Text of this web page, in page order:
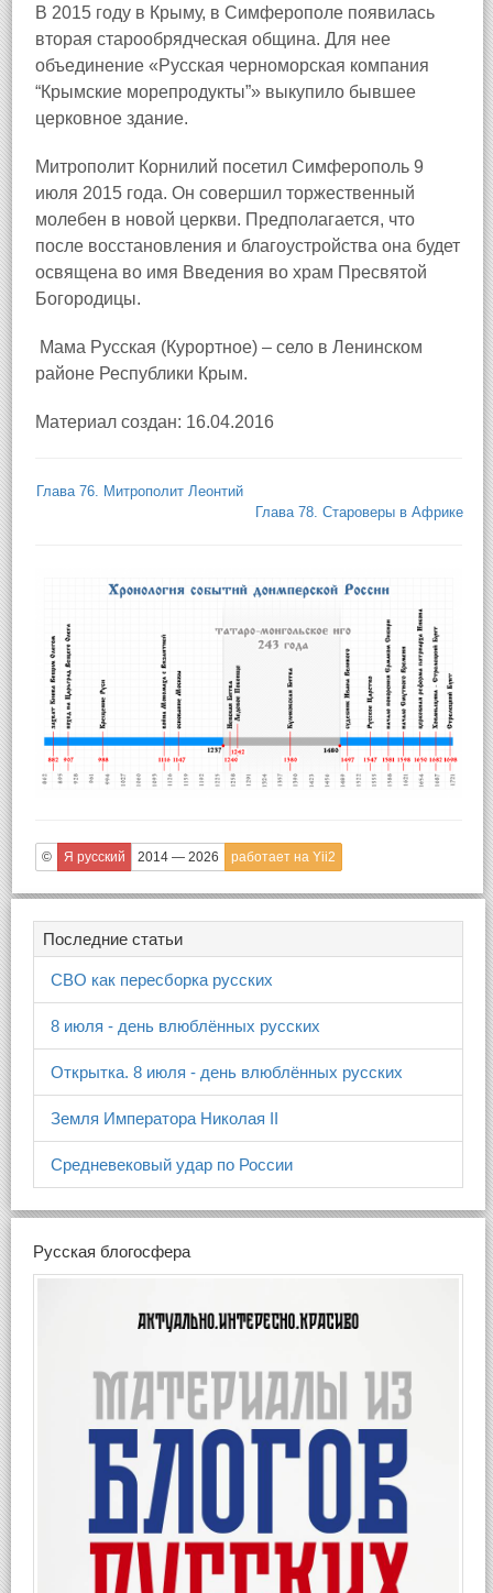
В 2015 году в Крыму, в Симферополе появилась
вторая старообрядческая община. Для нее
объединение «Русская черноморская компания
“Крымские морепродукты”» выкупило бывшее
церковное здание.
Митрополит Корнилий посетил Симферополь 9
июля 2015 года. Он совершил торжественный
молебен в новой церкви. Предполагается, что
после восстановления и благоустройства она будет
освящена во имя Введения во храм Пресвятой
Богородицы.
Мама Русская (Курортное) – село в Ленинском
районе Республики Крым.
Материал создан: 16.04.2016
Глава 76. Митрополит Леонтий
Глава 78. Староверы в Африке
© Я русский 2014 — 2026 работает на Yii2
Последние статьи
СВО как пересборка русских
8 июля - день влюблённых русских
Открытка. 8 июля - день влюблённых русских
Земля Императора Николая II
Средневековый удар по России
Русская блогосфера